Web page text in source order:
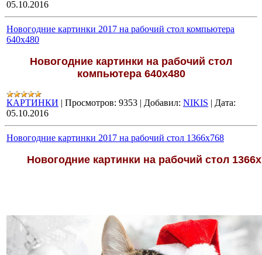
05.10.2016
Новогодние картинки 2017 на рабочий стол компьютера
640х480
Новогодние картинки на рабочий стол
компьютера 640х480
КАРТИНКИ | Просмотров: 9353 | Добавил: NIKIS | Дата:
05.10.2016
Новогодние картинки 2017 на рабочий стол 1366х768
Новогодние картинки на рабочий стол